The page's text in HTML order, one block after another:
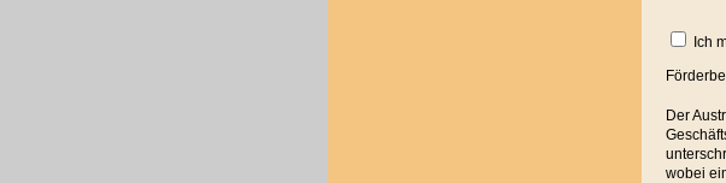
Ich
Der
wobei